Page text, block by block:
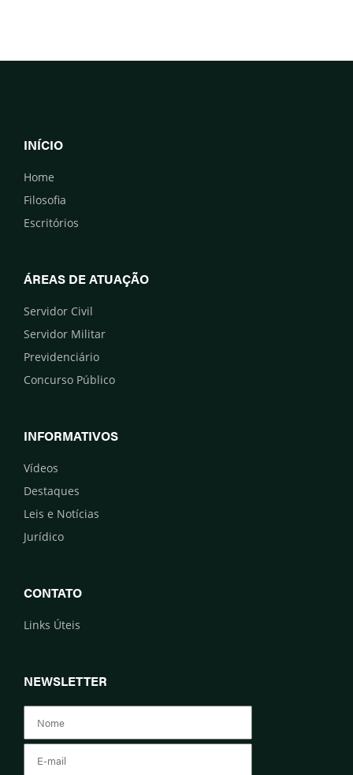
INÍCIO
Home
Filosofia
Escritórios
ÁREAS DE ATUAÇÃO
Servidor Civil
Servidor Militar
Previdenciário
Concurso Público
INFORMATIVOS
Vídeos
Destaques
Leis e Notícias
Jurídico
CONTATO
Links Úteis
NEWSLETTER